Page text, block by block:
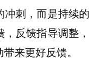
冲刺，而是持续的
反馈指导调整，
来更好反馈。